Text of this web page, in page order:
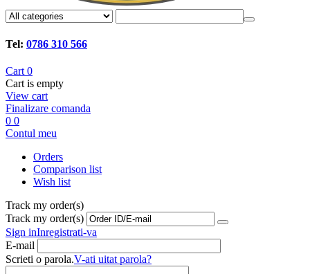
Tel: 0786 310 566
Cart 0
Cart is empty
View cart
Finalizare comanda
0 0
Contul meu
Orders
Comparison list
Wish list
Track my order(s)
Track my order(s)
Sign inInregistrati-va
E-mail
Scrieti o parola.V-ati uitat parola?